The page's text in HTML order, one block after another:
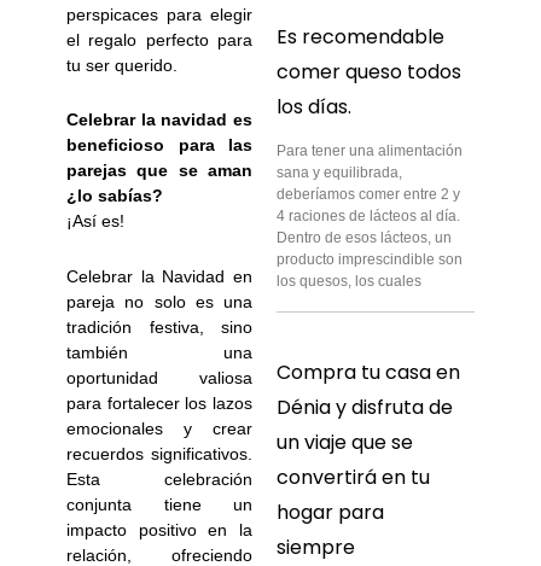
perspicaces para elegir
el regalo perfecto para
tu ser querido.
Celebrar la navidad es
beneficioso para las
parejas que se aman
¿lo sabías?
¡Así es!
Celebrar la Navidad en
pareja no solo es una
tradición festiva, sino
también una
oportunidad valiosa
para fortalecer los lazos
emocionales y crear
recuerdos significativos.
Esta celebración
conjunta tiene un
impacto positivo en la
relación, ofreciendo
Es recomendable
comer queso todos
los días.
Para tener una alimentación
sana y equilibrada,
deberíamos comer entre 2 y
4 raciones de lácteos al día.
Dentro de esos lácteos, un
producto imprescindible son
los quesos, los cuales
Compra tu casa en
Dénia y disfruta de
un viaje que se
convertirá en tu
hogar para
siempre